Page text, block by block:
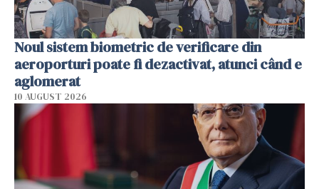
Noul sistem biometric de verificare din
aeroporturi poate fi dezactivat, atunci când e
aglomerat
10 AUGUST 2026